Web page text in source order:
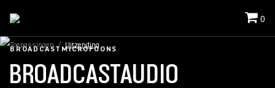
0
Toepassingen / Uitzending
BROADCASTMICROFOONS
BROADCASTAUDIO